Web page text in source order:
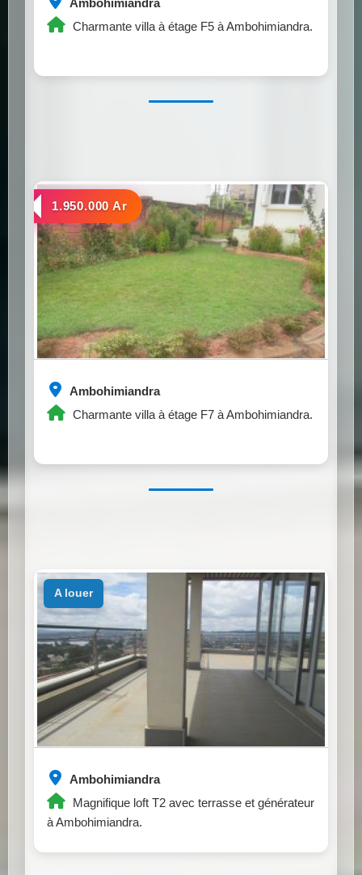
Charmante villa à étage F5 à Ambohimiandra.
Ambohimiandra
Charmante villa à étage F7 à Ambohimiandra.
a louer
1.950.000 Ar
Ambohimiandra
Magnifique loft T2 avec terrasse et générateur
à Ambohimiandra.
a louer